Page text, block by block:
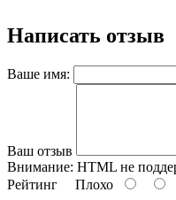
Написать отзыв
Ваше имя:
Ваш отзыв
Внимание: HTML не
Рейтинг Плохо